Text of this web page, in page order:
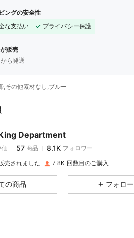
ングの安全性
な支払い
プライバシー保護
販売
ら発送
,その他素材なし,ブルー
Department
商品
は1日前 に購入しました
売されました 7.8K 回数目のご購入
の商品 フォロー